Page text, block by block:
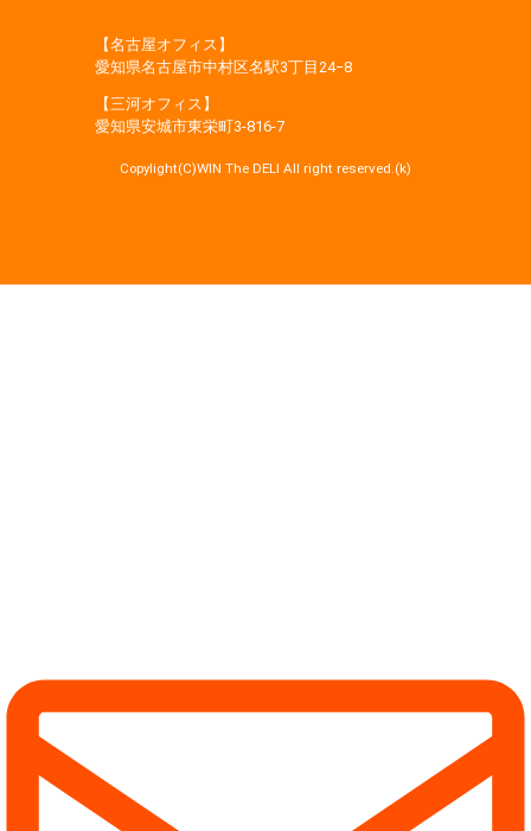
【名古屋オフィス】
愛知県名古屋市中村区名駅3丁目24−8
【三河オフィス】
愛知県安城市東栄町3‐816‐7
Copylight(C)WIN The DELI All right reserved.(k)